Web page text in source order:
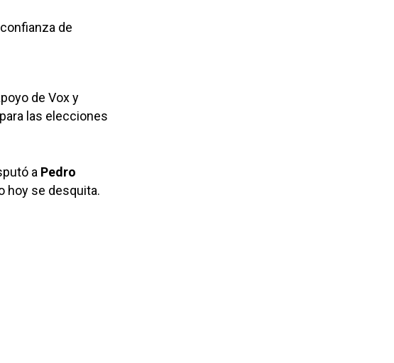
de
de Vox y
las elecciones
a Pedro
hoy se desquita.